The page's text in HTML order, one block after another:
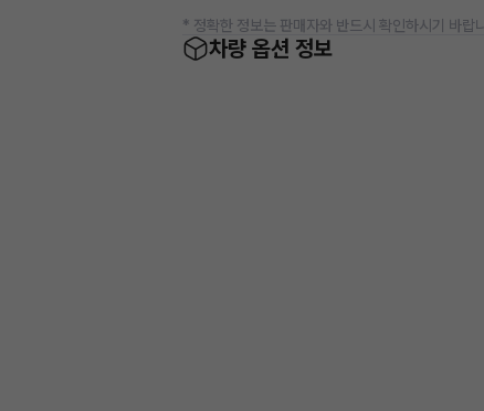
* 정확한 정보는 판매자와 반드시 확인하시기 바랍
차량 옵션 정보